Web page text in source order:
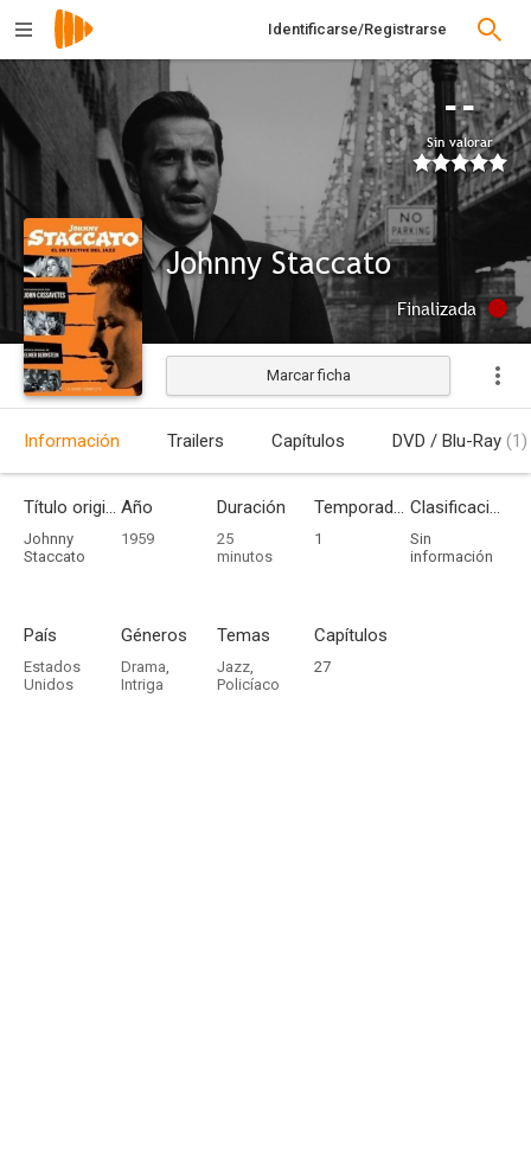
Identificarse/Registrarse
--
Sin valorar
Johnny Staccato
Finalizada
Marcar ficha
Información Trailers Capítulos DVD / Blu-Ray (1)
Título original
Johnny
Staccato
Año
1959
Duración
25
minutos
Temporadas
1
Clasificación por edades
Sin
información
País
Estados
Unidos
Géneros
Drama,
Intriga
Temas
Jazz,
Policíaco
Capítulos
27